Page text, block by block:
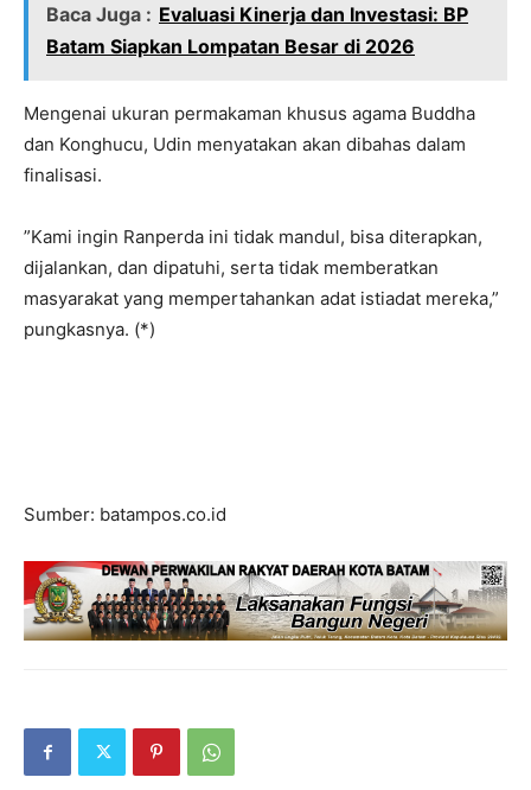
Baca Juga : Evaluasi Kinerja dan Investasi: BP
Batam Siapkan Lompatan Besar di 2026
Mengenai ukuran permakaman khusus agama Buddha
dan Konghucu, Udin menyatakan akan dibahas dalam
finalisasi.
”Kami ingin Ranperda ini tidak mandul, bisa diterapkan,
dijalankan, dan dipatuhi, serta tidak memberatkan
masyarakat yang mempertahankan adat istiadat mereka,”
pungkasnya. (*)
Sumber: batampos.co.id